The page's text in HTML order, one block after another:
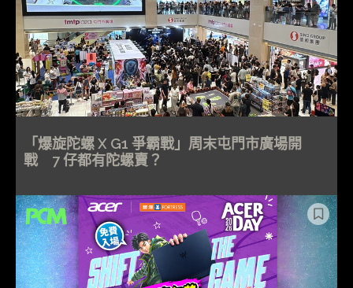
「爆旋陀螺 X G1 爭霸戰」周末屯門市廣場開
戰 7 仔都有陀螺賣？